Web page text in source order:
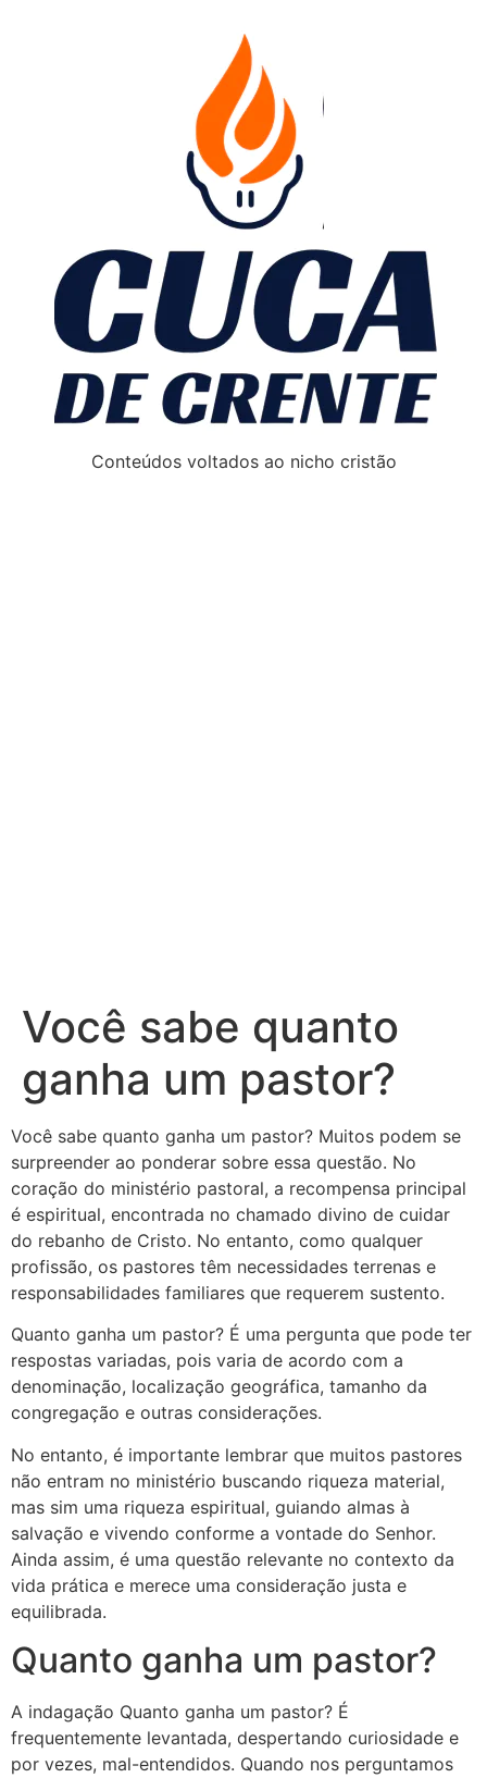
Conteúdos voltados ao nicho cristão
Você sabe quanto
ganha um pastor?
Você sabe quanto ganha um pastor? Muitos podem se
surpreender ao ponderar sobre essa questão. No
coração do ministério pastoral, a recompensa principal
é espiritual, encontrada no chamado divino de cuidar
do rebanho de Cristo. No entanto, como qualquer
profissão, os pastores têm necessidades terrenas e
responsabilidades familiares que requerem sustento.
Quanto ganha um pastor? É uma pergunta que pode ter
respostas variadas, pois varia de acordo com a
denominação, localização geográfica, tamanho da
congregação e outras considerações.
No entanto, é importante lembrar que muitos pastores
não entram no ministério buscando riqueza material,
mas sim uma riqueza espiritual, guiando almas à
salvação e vivendo conforme a vontade do Senhor.
Ainda assim, é uma questão relevante no contexto da
vida prática e merece uma consideração justa e
equilibrada.
Quanto ganha um pastor?
A indagação Quanto ganha um pastor? É
frequentemente levantada, despertando curiosidade e
por vezes, mal-entendidos. Quando nos perguntamos